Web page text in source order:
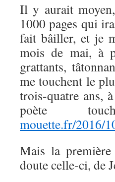
Il y aurait
1000 pages qui
fait bâiller, et je
mois de mai, à
grattants,
me touchent le
trois-quatre ans,
poète
mouette.fr/2016/
Mais la première
doute celle-ci, de